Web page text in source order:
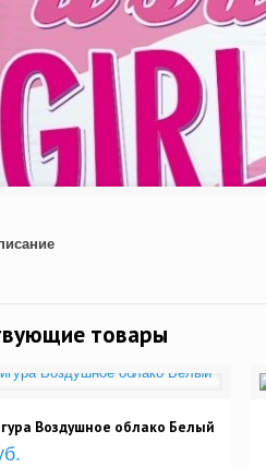
товары
Воздушное облако Белый